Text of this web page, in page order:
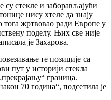
су стекле и заборављајући
нису хтеле да знају
тога жртвовао ради Европе у
поделу. Њих све није
је Захарова.
те позиције са
пут у историји стекла
граница.
70 година“, подсетила је